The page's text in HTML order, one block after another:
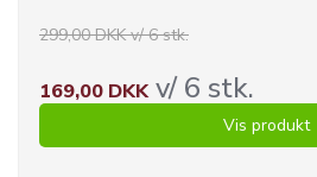
299,00 DKK v/ 6 stk.
169,00 DKKv/ 6 stk.
Vis produkt